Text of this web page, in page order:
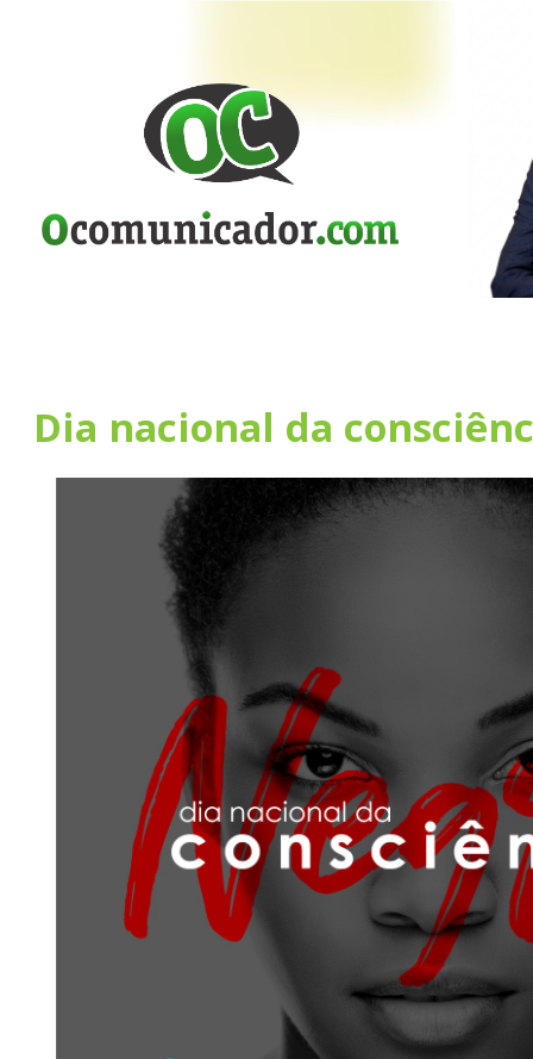
Dia nacional da